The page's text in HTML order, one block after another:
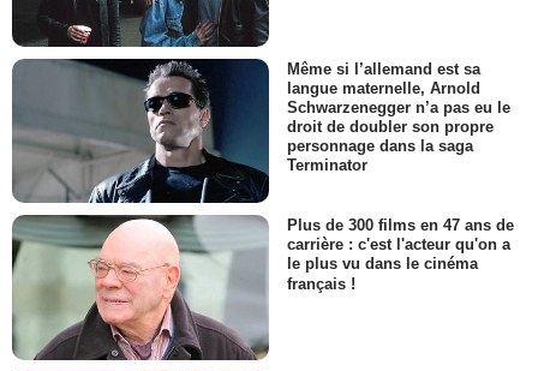
Même si l’allemand est sa
langue maternelle, Arnold
Schwarzenegger n’a pas eu le
droit de doubler son propre
personnage dans la saga
Terminator
Plus de 300 films en 47 ans de
carrière : c'est l'acteur qu'on a
le plus vu dans le cinéma
français !